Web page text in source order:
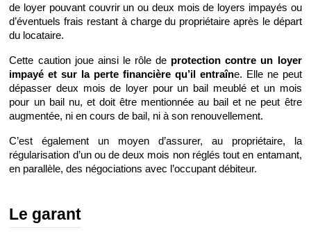
de loyer pouvant couvrir un ou deux mois de loyers impayés ou
d’éventuels frais restant à charge du propriétaire après le départ
du locataire.
Cette caution joue ainsi le rôle de protection contre un loyer
impayé et sur la perte financière qu’il entraîne. Elle ne peut
dépasser deux mois de loyer pour un bail meublé et un mois
pour un bail nu, et doit être mentionnée au bail et ne peut être
augmentée, ni en cours de bail, ni à son renouvellement.
C’est également un moyen d’assurer, au propriétaire, la
régularisation d’un ou de deux mois non réglés tout en entamant,
en parallèle, des négociations avec l’occupant débiteur.
Le garant